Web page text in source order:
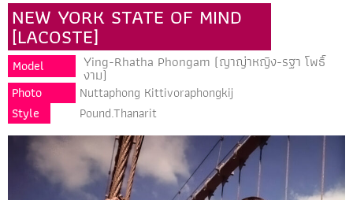
NEW YORK STATE OF MIND
[LACOSTE]
Model Ying-Rhatha Phongam (ญาญ่าหญิง-รฐา โพธิ์
งาม)
Photo
Nuttaphong Kittivoraphongkij
Style
Pound.Thanarit